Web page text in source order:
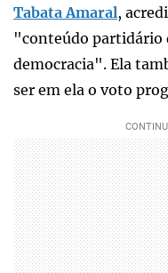
Tabata Amaral,
"conteúdo partidário
democracia". Ela
ser em ela o voto